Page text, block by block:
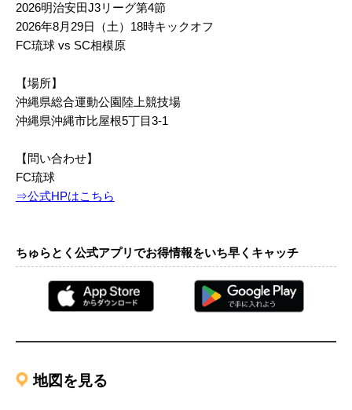
2026明治安田J3リーグ第4節
2026年8月29日（土）18時キックオフ
FC琉球 vs SC相模原
【場所】
沖縄県総合運動公園陸上競技場
沖縄県沖縄市比屋根5丁目3-1
【問い合わせ】
FC琉球
⇒公式HPはこちら
ちゅらとく公式アプリでお得情報をいち早くキャッチ
地図を見る